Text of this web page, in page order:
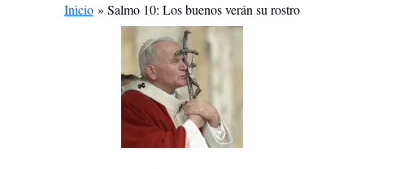
Inicio
Salmo 10: Los buenos verán su rostro